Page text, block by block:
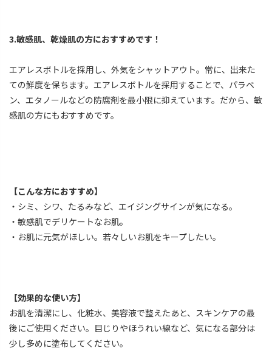
3.敏感肌、乾燥肌の方におすすめです！
エアレスボトルを採用し、外気をシャットアウト。常に、出来た
ての鮮度を保ちます。エアレスボトルを採用することで、パラベ
ン、エタノールなどの防腐剤を最小限に抑えています。だから、敏
感肌の方にもおすすめです。
【こんな方におすすめ】
・シミ、シワ、たるみなど、エイジングサインが気になる。
・敏感肌でデリケートなお肌。
・お肌に元気がほしい。若々しいお肌をキープしたい。
【効果的な使い方】
お肌を清潔にし、化粧水、美容液で整えたあと、スキンケアの最
後にご使用ください。目じりやほうれい線など、気になる部分は
少し多めに塗布してください。